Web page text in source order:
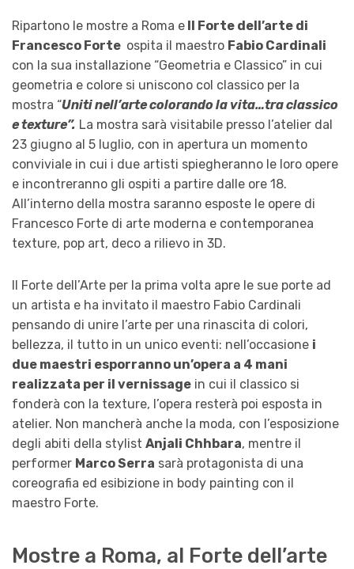
Ripartono le mostre a Roma e Il Forte dell’arte di
Francesco Forte ospita il maestro Fabio Cardinali
con la sua installazione “Geometria e Classico” in cui
geometria e colore si uniscono col classico per la
mostra “Uniti nell’arte colorando la vita…tra classico
e texture”. La mostra sarà visitabile presso l’atelier dal
23 giugno al 5 luglio, con in apertura un momento
conviviale in cui i due artisti spiegheranno le loro opere
e incontreranno gli ospiti a partire dalle ore 18.
All’interno della mostra saranno esposte le opere di
Francesco Forte di arte moderna e contemporanea
texture, pop art, deco a rilievo in 3D.
Il Forte dell’Arte per la prima volta apre le sue porte ad
un artista e ha invitato il maestro Fabio Cardinali
pensando di unire l’arte per una rinascita di colori,
bellezza, il tutto in un unico eventi: nell’occasione i
due maestri esporranno un’opera a 4 mani
realizzata per il vernissage in cui il classico si
fonderà con la texture, l’opera resterà poi esposta in
atelier. Non mancherà anche la moda, con l’esposizione
degli abiti della stylist Anjali Chhbara, mentre il
performer Marco Serra sarà protagonista di una
coreografia ed esibizione in body painting con il
maestro Forte.
Mostre a Roma, al Forte dell’arte